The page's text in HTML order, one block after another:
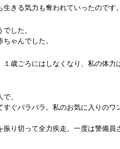
生きる気力も奪われていったのです
した。
ゃんでした。
歳ごろにはしなくなり、私の体力
、
ぐバラバラ。私のお気に入りのワ
り切って全力疾走。一度は警備員